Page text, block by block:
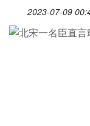
2023-07-09